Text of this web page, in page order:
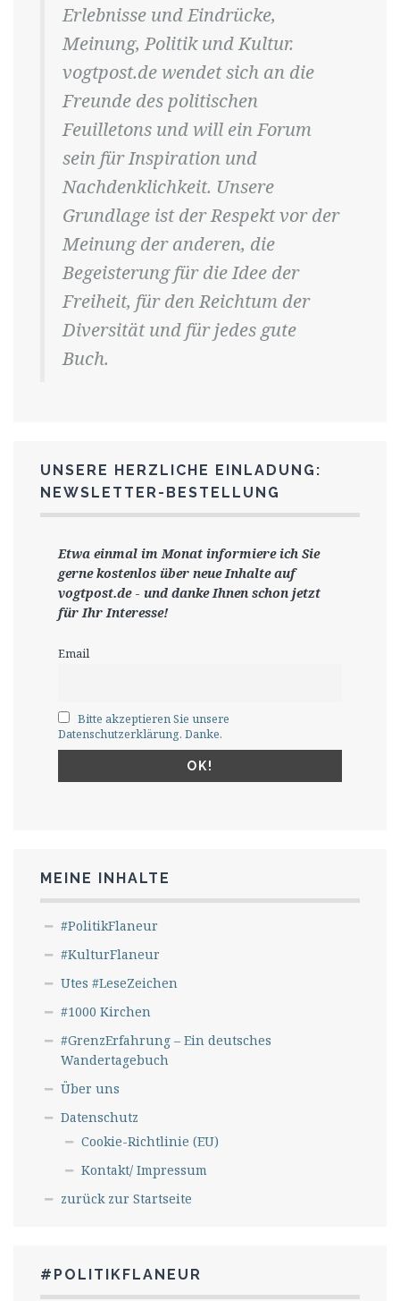
Erlebnisse und Eindrücke,
Meinung, Politik und Kultur.
vogtpost.de wendet sich an die
Freunde des politischen
Feuilletons und will ein Forum
sein für Inspiration und
Nachdenklichkeit. Unsere
Grundlage ist der Respekt vor der
Meinung der anderen, die
Begeisterung für die Idee der
Freiheit, für den Reichtum der
Diversität und für jedes gute
Buch.
UNSERE HERZLICHE EINLADUNG:
NEWSLETTER-BESTELLUNG
Etwa einmal im Monat informiere ich Sie
gernekostenlos über neue Inhalte auf
vogtpost.de- und danke Ihnen schon jetzt
für Ihr Interesse!
Email
Bitte akzeptieren Sie unsere
Datenschutzerklärung. Danke.
MEINE INHALTE
#PolitikFlaneur
#KulturFlaneur
Utes #LeseZeichen
#1000 Kirchen
#GrenzErfahrung – Ein deutsches
Wandertagebuch
Über uns
Datenschutz
Cookie-Richtlinie (EU)
Kontakt/ Impressum
zurück zur Startseite
#POLITIKFLANEUR